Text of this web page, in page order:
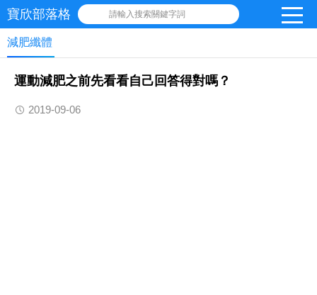
寶欣部落格 請輸入搜索關鍵字詞
減肥纖體
運動減肥之前先看看自己回答得對嗎？
2019-09-06